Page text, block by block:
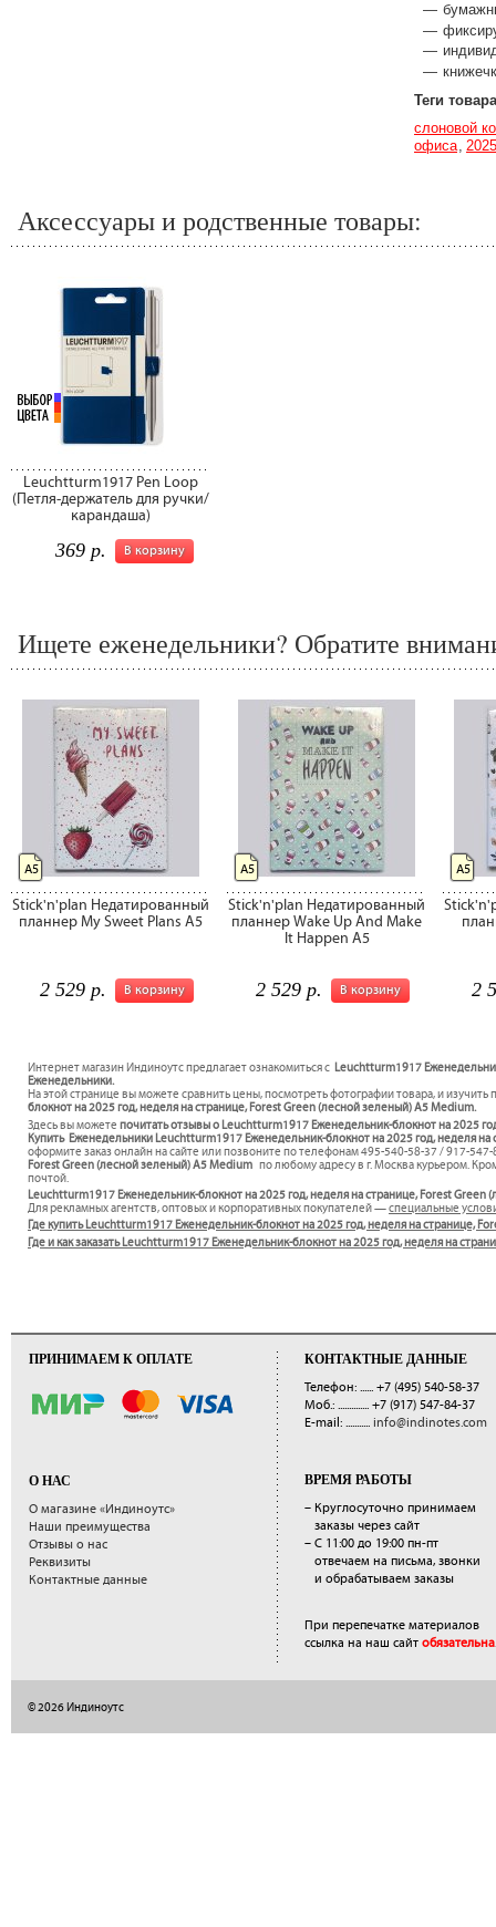
Теги товара
слоновой
офиса 2025
Аксессуары и родственные товары:
Leuchtturm1917 Pen Loop
(Петля-держатель для ручки/
карандаша)
В корзину
369 р.
Ищете еженедельники? Обратите
Stick'n'plan Недатированный
планнер My Sweet Plans А5
В корзину
2 529 р.
А5
Stick'n'plan Недатированный
планнер Wake Up And Make
It Happen А5
В корзину
2 529 р.
А5
2
А5
Интернет магазин Индиноутс предлагает ознакомиться с Leuchtturm1917
Еженедельники.
На этой странице вы можете сравнить цены, посмотреть фотографии товара, и
блокнот на 2025 год, неделя на странице, Forest Green (лесной зеленый) А5 Medium.
Здесь вы можете почитать отзывы о Leuchtturm1917 Еженедельник-блокнот на 2025
Купить Еженедельники Leuchtturm1917 Еженедельник-блокнот на 2025 год, неделя
оформите заказ онлайн на сайте или позвоните по телефонам 495-540-58-37 / 917-
Forest Green (лесной зеленый) А5 Medium по любому адресу в г. Москва курьером.
почтой.
Leuchtturm1917 Еженедельник-блокнот на 2025 год, неделя на странице, Forest Green
Для рекламных агентств, оптовых и корпоративных покупателей —специальные
Где купить Leuchtturm1917 Еженедельник-блокнот на 2025 год, неделя на странице,
Где и как заказать Leuchtturm1917 Еженедельник-блокнот на 2025 год, неделя на
ПРИНИМАЕМ К ОПЛАТЕ
О НАС
О магазине «Индиноутс»
Наши преимущества
Отзывы о нас
Реквизиты
Контактные данные
КОНТАКТНЫЕ ДАННЫЕ
Телефон: ...... +7 (495) 540-58-37
Моб.: .............. +7 (917) 547-84-37
E-mail: ........... info@indinotes.com
ВРЕМЯ РАБОТЫ
– Круглосуточно принимаем
заказы через сайт
– С 11:00 до 19:00 пн-пт
отвечаем на письма, звонки
и обрабатываем заказы
При перепечатке материалов
ссылка на наш сайт обязательна.
© 2026 Индиноутс